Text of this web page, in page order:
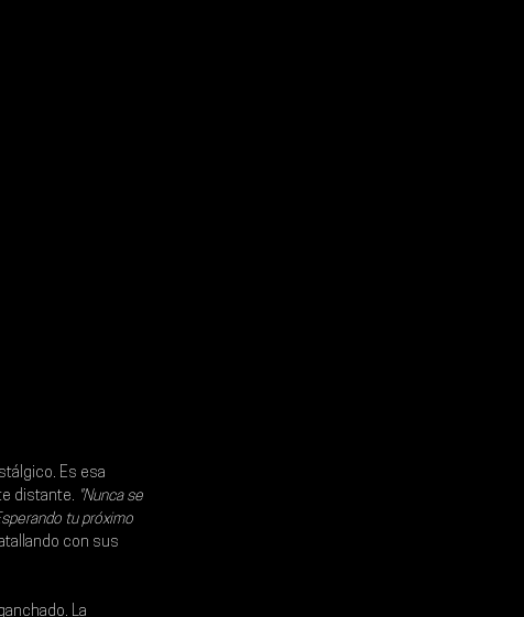
Es esa
distante. "Nunca se
tu próximo
con sus
La